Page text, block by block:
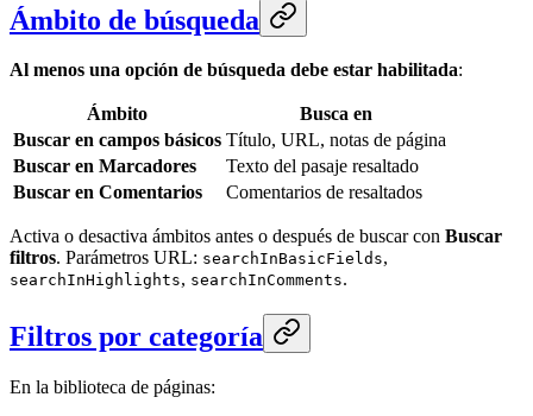
Ámbito de búsqueda
Al menos una opción de búsqueda debe estar habilitada:
Ámbito
Busca en
Buscar en campos básicos Título, URL, notas de página
Buscar en Marcadores
Texto del pasaje resaltado
Buscar en Comentarios
Comentarios de resaltados
Activa o desactiva ámbitos antes o después de buscar con Buscar
filtros. Parámetros URL: searchInBasicFields,
searchInHighlights, searchInComments.
Filtros por categoría
En la biblioteca de páginas: